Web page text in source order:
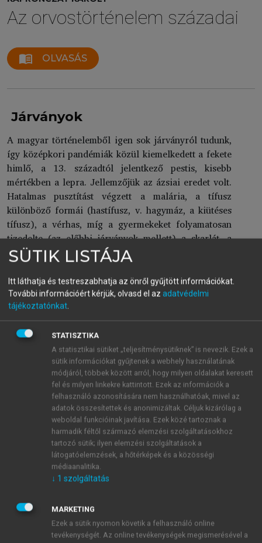
Az orvostörténelem századai
menu_book OLVASÁS
Járványok
A magyar történelemből igen sok járványról tudunk,
így középkori pandémiák közül kiemelkedett a fekete
himlő, a 13. századtól jelentkező pestis, kisebb
mértékben a lepra. Jellemzőjük az ázsiai eredet volt.
Hatalmas pusztítást végzett a malária, a tífusz
különböző formái (hastífusz, v. hagymáz, a kiütéses
tífusz), a vérhas, míg a gyermekeket folyamatosan
tizedelte (az előbbi járványok mellett) a skarlát, a
kanyaró, a diftéria stb., gyakran egész vidékek
néptelenedtek el. A legnagyobb magyarországi
pestisjárványok ellen nem sok eredménnyel
védekeztek, bár egyes területeken a 14. századtól
alkalmazták a vesztegzárat, a betegek elkülönítését,
egyes területek kordonnal történt lezárását, a
füstöléses fertőtlenítést, a halottak mésszel történő
leöntéses temetését. 1494-ben jelentkezett először a
szifilisz, mint behurcolt fertőző betegség, elsősorban
városi közegekben szedte áldozatait.
A török háborúk következtében az ország
középső területén jelentős lett elmocsarasodás, ahol
a malária és a hastífusz (hagymáz), a „morbus
hungaricus”, hatalmas áldozatokat szedett. A himlő
ellen 1796-ban Jenner felfedezte a – tehénhimlő
kivonatából – ”védhimlőoltást”, melyet
Magyarországon 1801-től eredményesen
rendelték el. A pestis és a himlő visszaszorulása után
jelentkezett Európában és Magyarországon (1813) a
szintén ázsiai eredetű kolera.
SÜTIK LISTÁJA
Itt láthatja és testreszabhatja az önről gyűjtött információkat.
További információért kérjük, olvasd el az adatvédelmi
tájékoztatónkat.
STATISZTIKA
A statisztikai sütiket „teljesítménysütiknek” is nevezik. Ezek a
sütik információkat gyűjtenek a webhely használatának
módjáról, többek között arról, hogy milyen oldalakat keresett
fel és milyen linkekre kattintott. Ezek az információk a
felhasználó azonosítására nem használhatóak, mivel az
adatok összesítettek és anonimizáltak. Céljuk kizárólag a
weboldal funkcióinak javítása. Ezek közé tartoznak a
harmadik féltől származó elemzési szolgáltatásokhoz
tartozó sütik; ilyen elemzési szolgáltatások a
látogatóelemzések, a hőtérképek és a közösségi
médiaanalitika.
↓ 1 szolgáltatás
MARKETING
Ezek a sütik nyomon követik a felhasználó online
tevékenységét. Az online tevékenységek megismerésével a